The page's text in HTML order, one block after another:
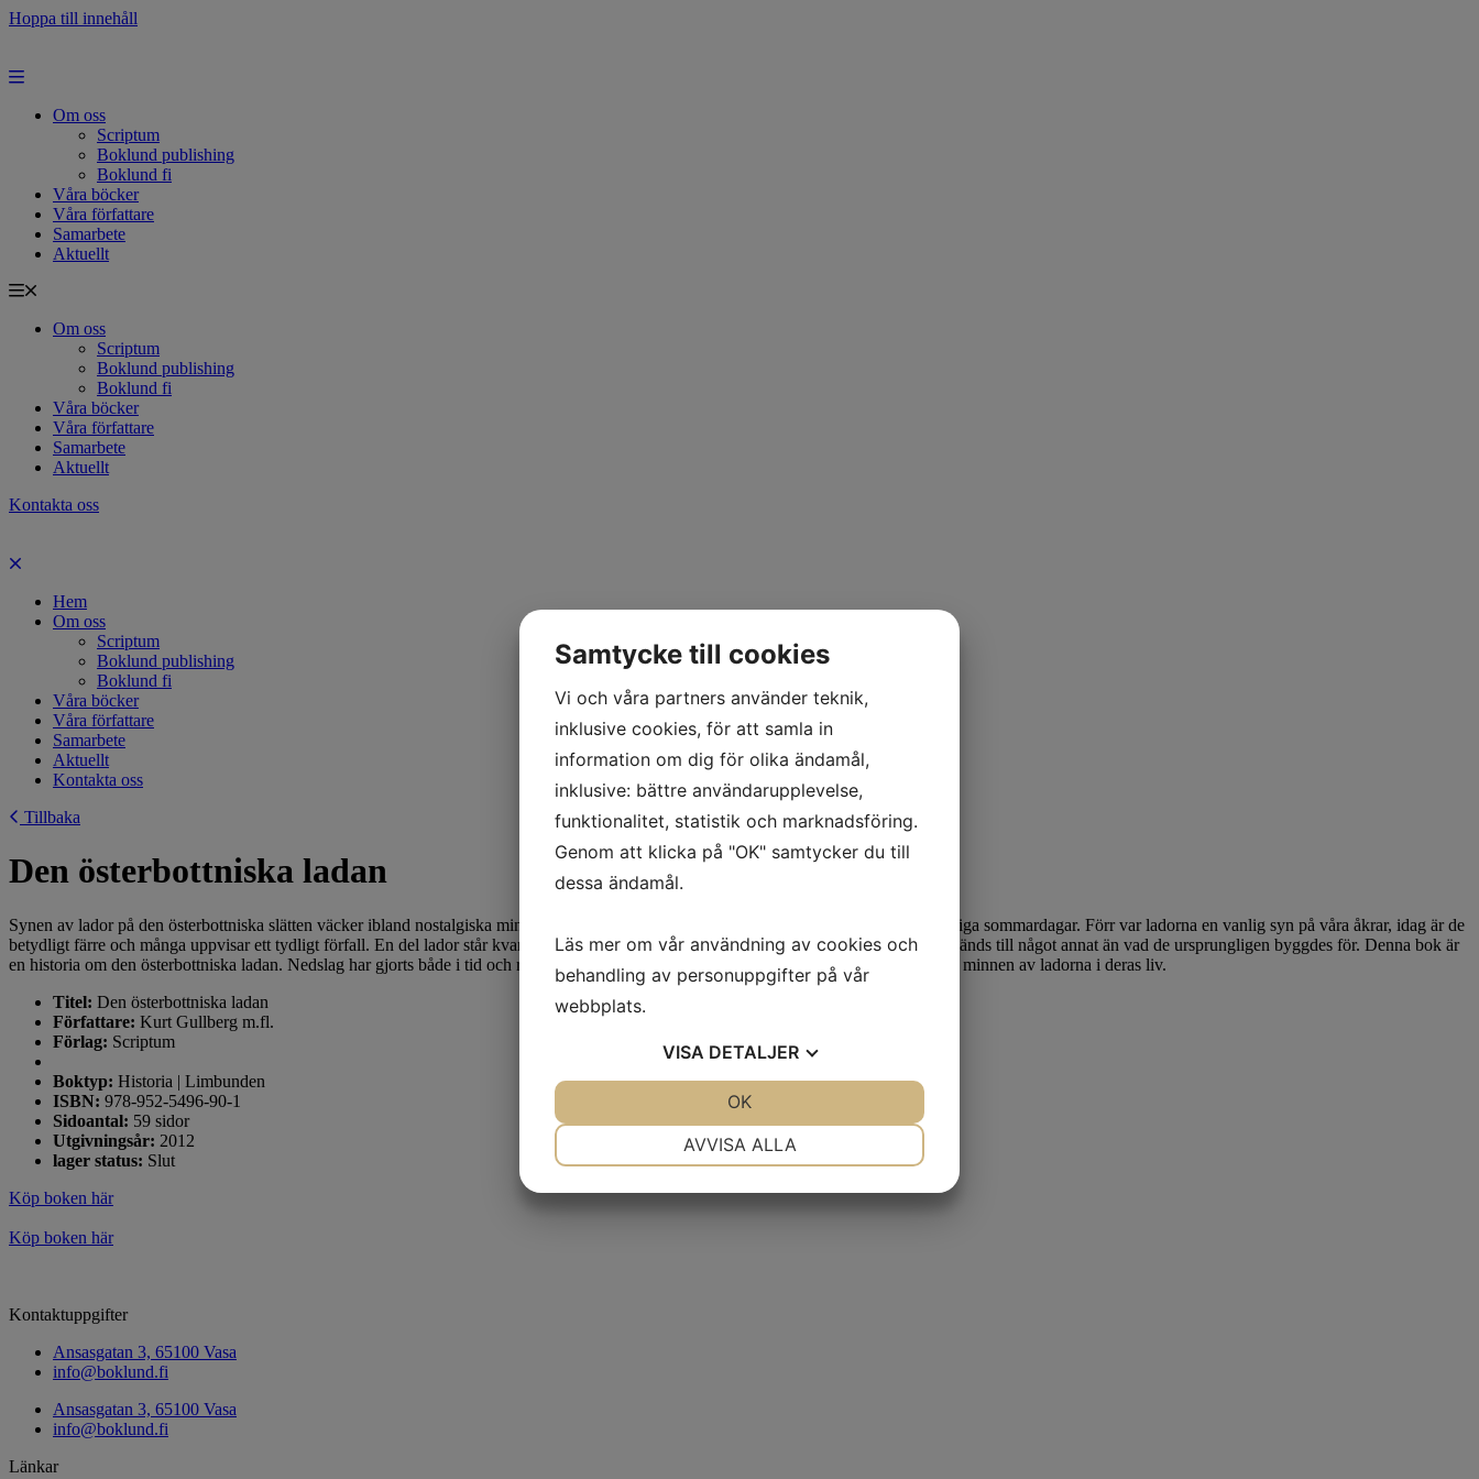
Hoppa till innehåll
Om oss
Scriptum
Boklund publishing
Boklund fi
Våra böcker
Våra författare
Samarbete
Aktuellt
Om oss
Scriptum
Boklund publishing
Boklund fi
Våra böcker
Våra författare
Samarbete
Aktuellt
Kontakta oss
Hem
Om oss
Scriptum
Boklund publishing
Boklund fi
Våra böcker
Våra författare
Samarbete
Aktuellt
Kontakta oss
Tillbaka
Den österbottniska ladan
Synen av lador på den österbottniska slätten väcker ibland nostalgiska minnen hos dem som har hunnit uppleva högärgningen under svettiga sommardagar. Förr var ladorna en vanlig syn på våra åkrar, idag är de
betydligt färre och många uppvisar ett tydligt förfall. En del lador står kvar som ett slags fornminne över en svunnen tid, medan andra används till något annat än vad de ursprungligen byggdes för. Denna bok är
en historia om den österbottniska ladan. Nedslag har gjorts både i tid och rum. Vi möter även enskilda personer som delar med sig av sina minnen av ladorna i deras liv.
Titel: Den österbottniska ladan
Författare: Kurt Gullberg m.fl.
Förlag: Scriptum
Boktyp: Historia | Limbunden
ISBN: 978-952-5496-90-1
Sidoantal: 59 sidor
Utgivningsår: 2012
lager status: Slut
Köp boken här
Köp boken här
Kontaktuppgifter
Ansasgatan 3, 65100 Vasa
info@boklund.fi
Ansasgatan 3, 65100 Vasa
info@boklund.fi
Länkar
Samtycke till cookies
Vi och våra partners använder teknik,
inklusive cookies, för att samla in
information om dig för olika ändamål,
inklusive: bättre användarupplevelse,
funktionalitet, statistik och marknadsföring.
Genom att klicka på "OK" samtycker du till
dessa ändamål.
Läs mer om vår användning av cookies och
behandling av personuppgifter på vår
webbplats.
VISA DETALJER
AVVISA ALLA
OK